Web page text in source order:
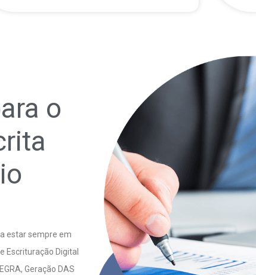
o
estar sempre em
Escrituração Digital
Geração DAS